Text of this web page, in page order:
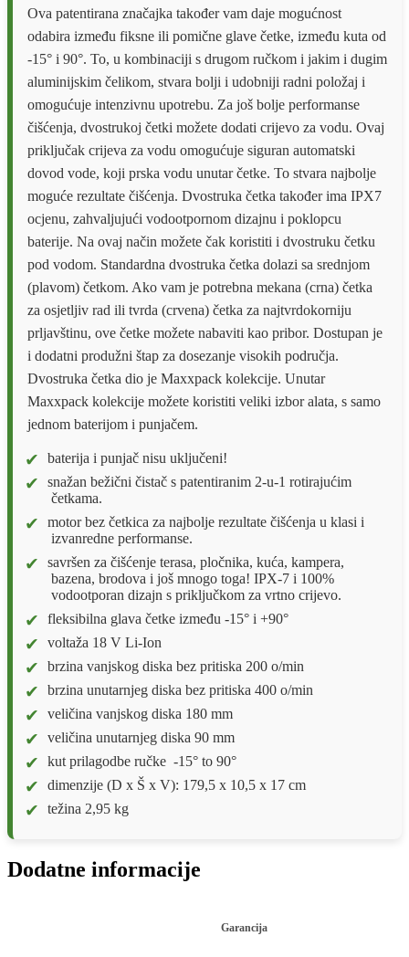
Ova patentirana značajka također vam daje mogućnost
odabira između fiksne ili pomične glave četke, između kuta od
-15° i 90°. To, u kombinaciji s drugom ručkom i jakim i dugim
aluminijskim čelikom, stvara bolji i udobniji radni položaj i
omogućuje intenzivnu upotrebu. Za još bolje performanse
čišćenja, dvostrukoj četki možete dodati crijevo za vodu. Ovaj
priključak crijeva za vodu omogućuje siguran automatski
dovod vode, koji prska vodu unutar četke. To stvara najbolje
moguće rezultate čišćenja. Dvostruka četka također ima IPX7
ocjenu, zahvaljujući vodootpornom dizajnu i poklopcu
baterije. Na ovaj način možete čak koristiti i dvostruku četku
pod vodom. Standardna dvostruka četka dolazi sa srednjom
(plavom) četkom. Ako vam je potrebna mekana (crna) četka
za osjetljiv rad ili tvrda (crvena) četka za najtvrdokorniju
prljavštinu, ove četke možete nabaviti kao pribor. Dostupan je
i dodatni produžni štap za dosezanje visokih područja.
Dvostruka četka dio je Maxxpack kolekcije. Unutar
Maxxpack kolekcije možete koristiti veliki izbor alata, s samo
jednom baterijom i punjačem.
baterija i punjač nisu uključeni!
snažan bežični čistač s patentiranim 2-u-1 rotirajućim
četkama.
motor bez četkica za najbolje rezultate čišćenja u klasi i
izvanredne performanse.
savršen za čišćenje terasa, pločnika, kuća, kampera,
bazena, brodova i još mnogo toga! IPX-7 i 100%
vodootporan dizajn s priključkom za vrtno crijevo.
fleksibilna glava četke između -15° i +90°
voltaža 18 V Li-Ion
brzina vanjskog diska bez pritiska 200 o/min
brzina unutarnjeg diska bez pritiska 400 o/min
veličina vanjskog diska 180 mm
veličina unutarnjeg diska 90 mm
kut prilagodbe ručke -15° to 90°
dimenzije (D x Š x V): 179,5 x 10,5 x 17 cm
težina 2,95 kg
Dodatne informacije
Garancija